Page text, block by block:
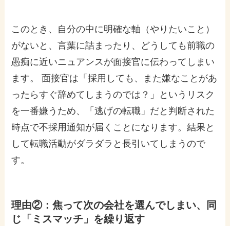
このとき、自分の中に明確な軸（やりたいこと）
がないと、言葉に詰まったり、どうしても前職の
愚痴に近いニュアンスが面接官に伝わってしまい
ます。 面接官は「採用しても、また嫌なことがあ
ったらすぐ辞めてしまうのでは？」というリスク
を一番嫌うため、「逃げの転職」だと判断された
時点で不採用通知が届くことになります。結果と
して転職活動がダラダラと長引いてしまうので
す。
理由②：焦って次の会社を選んでしまい、同
じ「ミスマッチ」を繰り返す